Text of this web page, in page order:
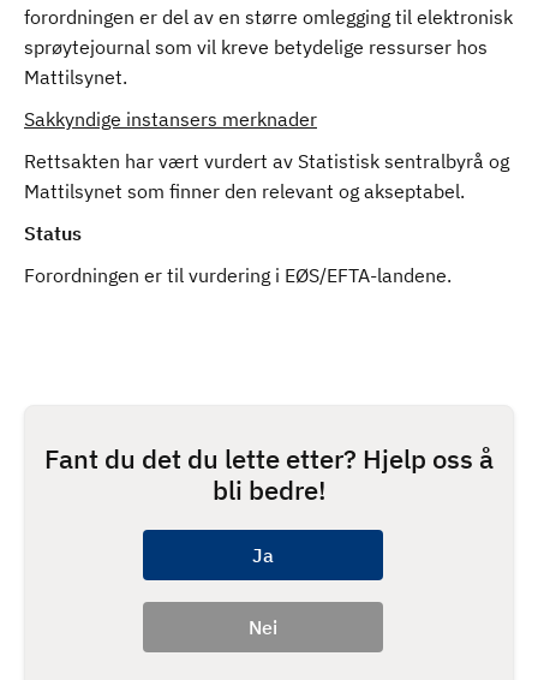
forordningen er del av en større omlegging til elektronisk
sprøytejournal som vil kreve betydelige ressurser hos
Mattilsynet.
Sakkyndige instansers merknader
Rettsakten har vært vurdert av Statistisk sentralbyrå og
Mattilsynet som finner den relevant og akseptabel.
Status
Forordningen er til vurdering i EØS/EFTA-landene.
Fant du det du lette etter? Hjelp oss å
bli bedre!